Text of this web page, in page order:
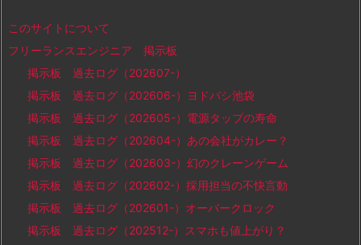
このサイトについて
フリーランスエンジニア 掲示板
掲示板 過去ログ（202607-）
掲示板 過去ログ（202606-）ヨドバシ池袋
掲示板 過去ログ（202605-）電源タップの寿命
掲示板 過去ログ（202604-）あの会社がカレー？
掲示板 過去ログ（202603-）幻のクレーンゲーム
掲示板 過去ログ（202602-）採用担当の不快言動
掲示板 過去ログ（202601-）オーバークロック
掲示板 過去ログ（202512-）スマホも値上がり？